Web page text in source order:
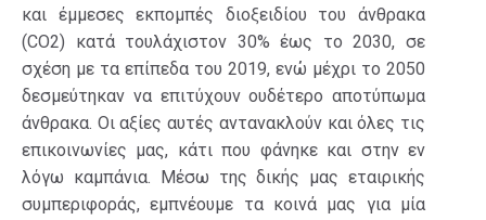
και έμμεσες εκπομπές διοξειδίου του άνθρακα
(CO2) κατά τουλάχιστον 30% έως το 2030, σε
σχέση με τα επίπεδα του 2019, ενώ μέχρι το 2050
δεσμεύτηκαν να επιτύχουν ουδέτερο αποτύπωμα
άνθρακα. Οι αξίες αυτές αντανακλούν και όλες τις
επικοινωνίες μας, κάτι που φάνηκε και στην εν
λόγω καμπάνια. Μέσω της δικής μας εταιρικής
συμπεριφοράς, εμπνέουμε τα κοινά μας για μία